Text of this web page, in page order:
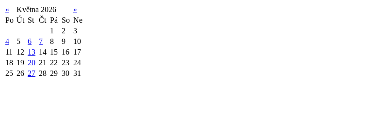
« Května 2026
»
Po Út St Čt Pá So Ne
1
2
3
4
5 6 7 8 9
10
11
12 13 14 15 16 17
18 19 20 21 22 23 24
25 26 27 28 29 30 31